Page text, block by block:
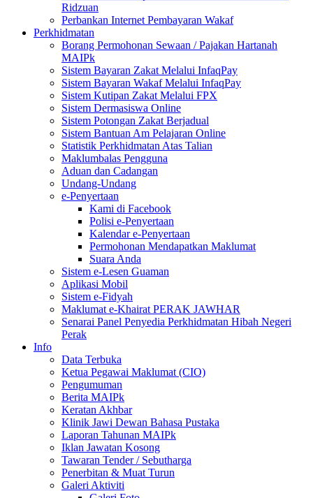
Ridzuan
Perbankan Internet Pembayaran Wakaf
Perkhidmatan
Borang Permohonan Sewaan / Pajakan Hartanah
MAIPk
Sistem Bayaran Zakat Melalui InfaqPay
Sistem Bayaran Wakaf Melalui InfaqPay
Sistem Kutipan Zakat Melalui FPX
Sistem Dermasiswa Online
Sistem Potongan Zakat Berjadual
Sistem Bantuan Am Pelajaran Online
Statistik Perkhidmatan Atas Talian
Maklumbalas Pengguna
Aduan dan Cadangan
Undang-Undang
e-Penyertaan
Kami di Facebook
Polisi e-Penyertaan
Kalendar e-Penyertaan
Permohonan Mendapatkan Maklumat
Suara Anda
Sistem e-Lesen Guaman
Aplikasi Mobil
Sistem e-Fidyah
Maklumat e-Khairat PERAK JAWHAR
Senarai Panel Penyedia Perkhidmatan Hibah Negeri
Perak
Info
Data Terbuka
Ketua Pegawai Maklumat (CIO)
Pengumuman
Berita MAIPk
Keratan Akhbar
Klinik Jawi Dewan Bahasa Pustaka
Laporan Tahunan MAIPk
Iklan Jawatan Kosong
Tawaran Tender / Sebutharga
Penerbitan & Muat Turun
Galeri Aktiviti